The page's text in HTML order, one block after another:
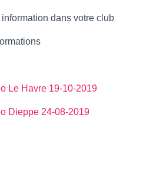
dans votre club
Le Havre 19-10-2019
Dieppe 24-08-2019